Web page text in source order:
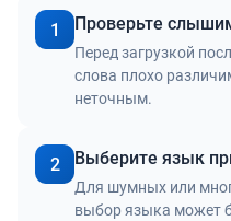
1 Проверьте
Перед загрузкой
слова плохо
неточным.
2 Выберите язык
Для шумных или
выбор языка может